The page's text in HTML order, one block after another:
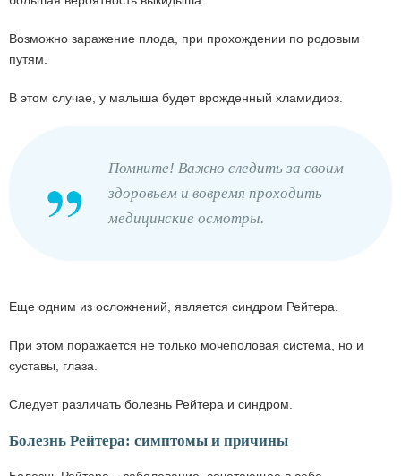
Возможно заражение плода, при прохождении по родовым
путям.
В этом случае, у малыша будет врожденный хламидиоз.
Помните! Важно следить за своим
здоровьем и вовремя проходить
медицинские осмотры.
Еще одним из осложнений, является синдром Рейтера.
При этом поражается не только мочеполовая система, но и
суставы, глаза.
Следует различать болезнь Рейтера и синдром.
Болезнь Рейтера: симптомы и причины